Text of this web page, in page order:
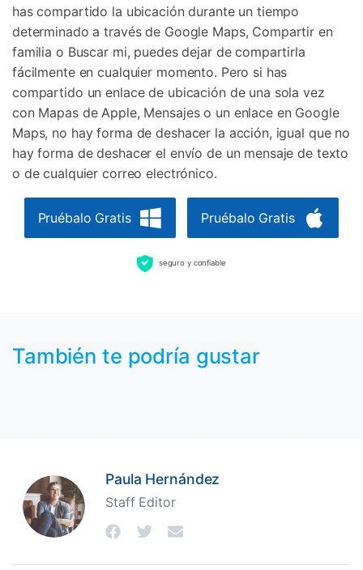
has compartido la ubicación durante un tiempo
determinado a través de Google Maps, Compartir en
familia o Buscar mi, puedes dejar de compartirla
fácilmente en cualquier momento. Pero si has
compartido un enlace de ubicación de una sola vez
con Mapas de Apple, Mensajes o un enlace en Google
Maps, no hay forma de deshacer la acción, igual que no
hay forma de deshacer el envío de un mensaje de texto
o de cualquier correo electrónico.
Pruébalo Gratis Pruébalo Gratis
seguro y confiable
También te podría gustar
Paula Hernández
Staff Editor